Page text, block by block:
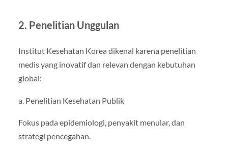
2. Penelitian Unggulan
Institut Kesehatan Korea dikenal karena penelitian
medis yang inovatif dan relevan dengan kebutuhan
global:
a. Penelitian Kesehatan Publik
Fokus pada epidemiologi, penyakit menular, dan
strategi pencegahan.